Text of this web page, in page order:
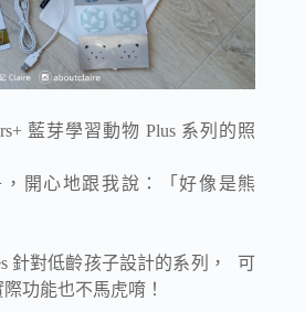
藍芽學習動物 Plus 系列的照
開心地跟我說：「好像是熊
針對低齡孩子設計的系列， 可
功能也不馬虎唷！